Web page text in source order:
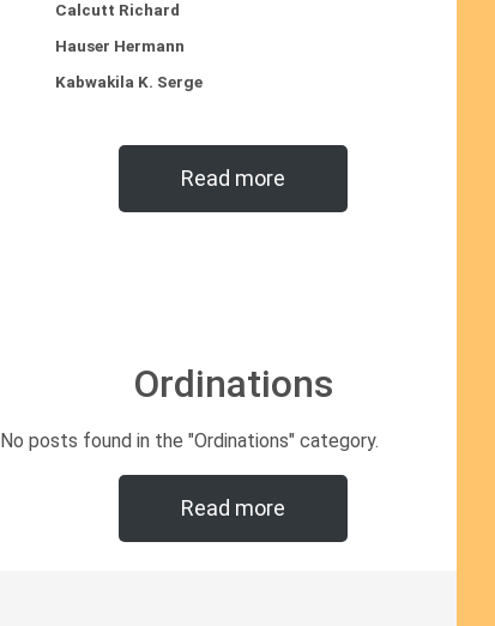
Calcutt Richard
Hauser Hermann
Kabwakila K. Serge
Read more
Ordinations
No posts found in the "Ordinations" category.
Read more